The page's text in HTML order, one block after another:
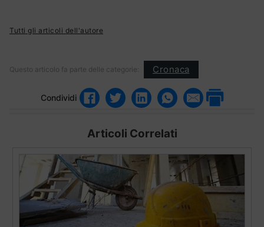
Tutti gli articoli dell'autore
Questo articolo fa parte delle categorie: Cronaca
Condividi
Articoli Correlati